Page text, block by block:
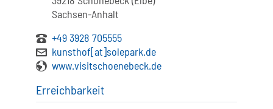
Sachsen-Anhalt
+49 3928 705555
kunsthof[at]solepark.de
www.visitschoenebeck.de
Erreichbarkeit